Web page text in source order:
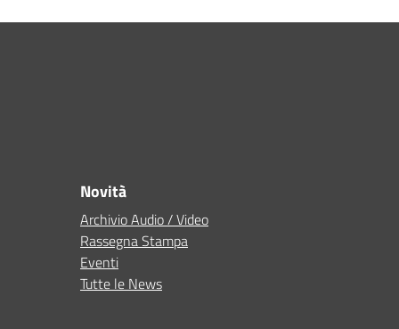
Novità
Archivio Audio / Video
Rassegna Stampa
Eventi
Tutte le News